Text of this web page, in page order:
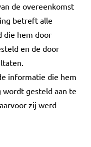
de overeenkomst
betreft alle
die hem door
en de door
informatie die hem
gesteld aan te
zij werd